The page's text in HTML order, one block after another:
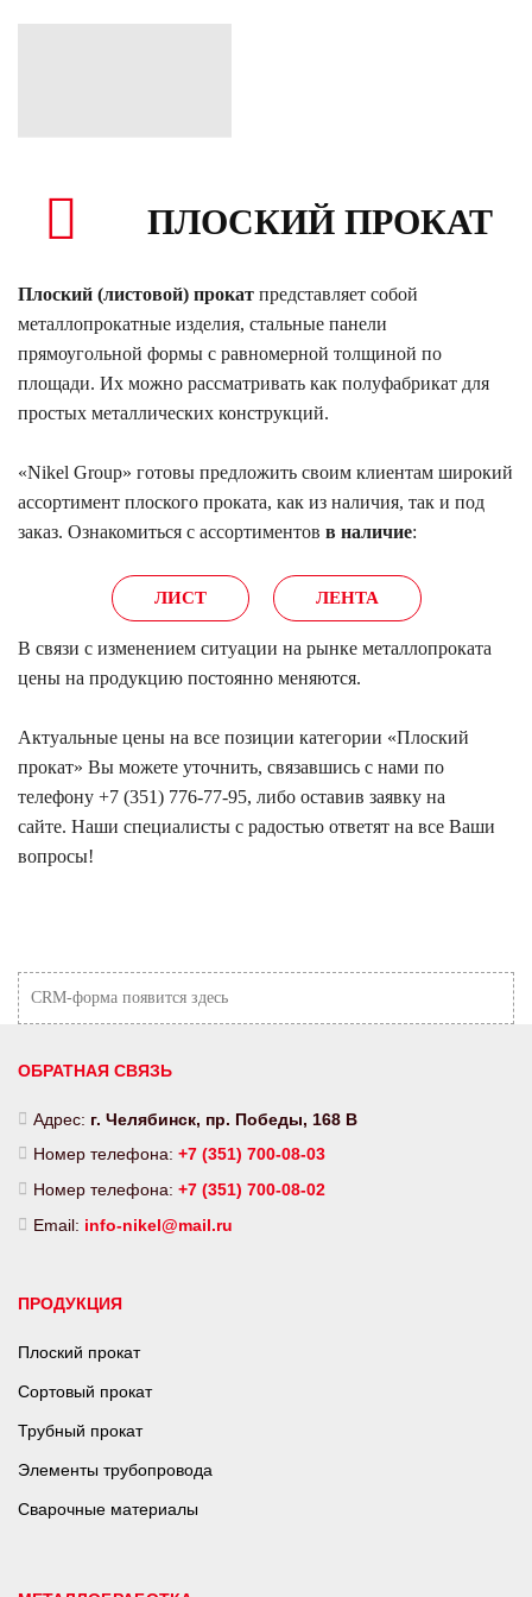
ПЛОСКИЙ ПРОКАТ
Плоский (листовой) прокат представляет собой
металлопрокатные изделия, стальные панели
прямоугольной формы с равномерной толщиной по
площади. Их можно рассматривать как полуфабрикат для
простых металлических конструкций.
«Nikel Group» готовы предложить своим клиентам широкий
ассортимент плоского проката, как из наличия, так и под
заказ. Ознакомиться с ассортиментов в наличие:
ЛИСТ ЛЕНТА
В связи с изменением ситуации на рынке металлопроката
цены на продукцию постоянно меняются.
Актуальные цены на все позиции категории «Плоский
прокат» Вы можете уточнить, связавшись с нами по
телефону +7 (351) 776-77-95, либо оставив заявку на
сайте. Наши специалисты с радостью ответят на все Ваши
вопросы!
CRM-форма появится здесь
ОБРАТНАЯ СВЯЗЬ
Адрес: г. Челябинск, пр. Победы, 168 В
Номер телефона: +7 (351) 700-08-03
Номер телефона: +7 (351) 700-08-02
Email: info-nikel@mail.ru
ПРОДУКЦИЯ
Плоский прокат
Сортовый прокат
Трубный прокат
Элементы трубопровода
Сварочные материалы